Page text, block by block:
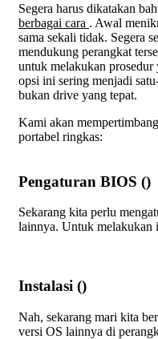
Segera harus dikatakan
berbagai cara . Awal
sama sekali tidak. Segera
mendukung perangkat
untuk melakukan
opsi ini sering menjadi
bukan drive yang tepat.
Kami akan
portabel ringkas:
Pengaturan BIOS ()
Sekarang kita perlu
lainnya. Untuk melakukan
Instalasi ()
Nah, sekarang mari kita
versi OS lainnya di